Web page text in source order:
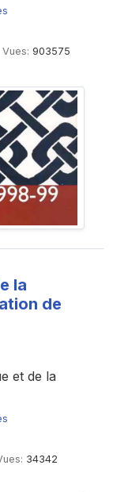
Vues: 903575
la
de
et de la
34342